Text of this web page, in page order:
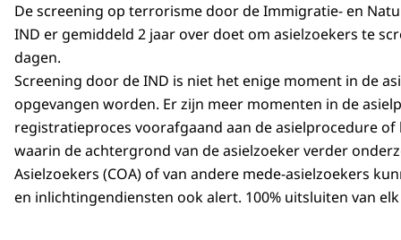
De screening op terrorisme door de Immigratie- en
IND er gemiddeld 2 jaar over doet om asielzoekers te
dagen.
Screening door de IND is niet het enige moment in de
opgevangen worden. Er zijn meer momenten in de
registratieproces voorafgaand aan de asielprocedure
waarin de achtergrond van de asielzoeker verder
Asielzoekers (COA) of van andere mede-asielzoekers
en inlichtingendiensten ook alert. 100% uitsluiten van